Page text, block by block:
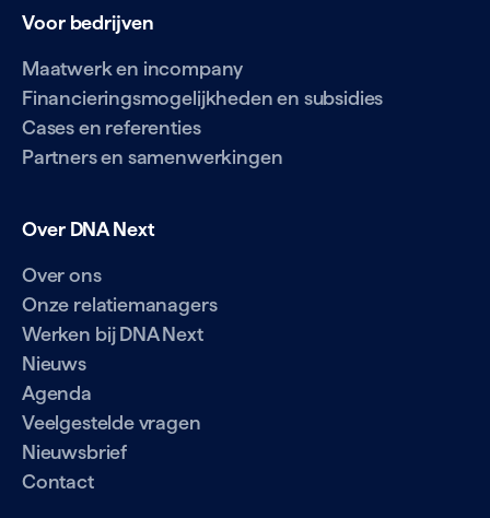
Voor bedrijven
Maatwerk en incompany
Financieringsmogelijkheden en subsidies
Cases en referenties
Partners en samenwerkingen
Over DNA Next
Over ons
Onze relatiemanagers
Werken bij DNA Next
Nieuws
Agenda
Veelgestelde vragen
Nieuwsbrief
Contact